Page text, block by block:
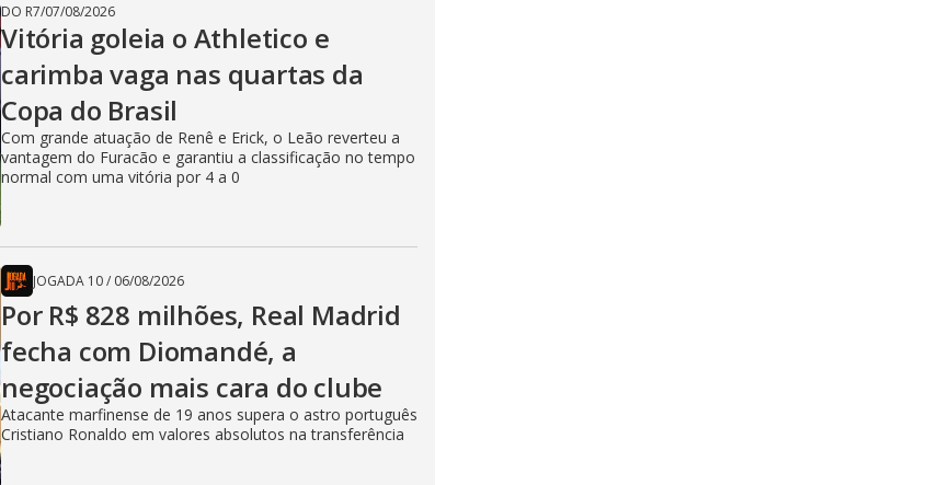
DO R7/07/08/2026
Vitória goleia o Athletico e
carimba vaga nas quartas da
Copa do Brasil
Com grande atuação de Renê e Erick, o Leão reverteu a
vantagem do Furacão e garantiu a classificação no tempo
normal com uma vitória por 4 a 0
JOGADA 10/ 06/08/2026
Por R$ 828 milhões, Real Madrid
fecha com Diomandé, a
negociação mais cara do clube
Atacante marfinense de 19 anos supera o astro português
Cristiano Ronaldo em valores absolutos na transferência